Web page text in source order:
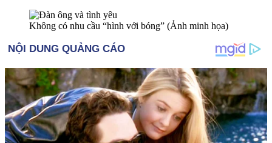
Không có nhu cầu “hình với bóng” (Ảnh minh họa)